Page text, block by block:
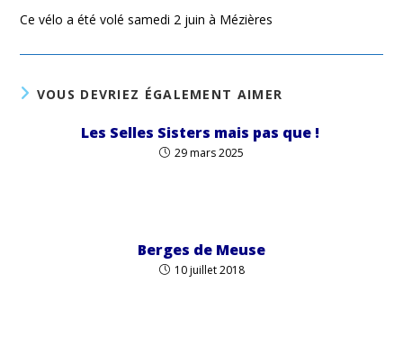
Ce vélo a été volé samedi 2 juin à Mézières
VOUS DEVRIEZ ÉGALEMENT AIMER
Les Selles Sisters mais pas que !
29 mars 2025
Berges de Meuse
10 juillet 2018